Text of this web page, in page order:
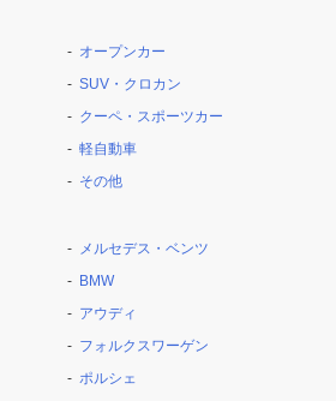
オープンカー
SUV・クロカン
クーペ・スポーツカー
軽自動車
その他
メルセデス・ベンツ
BMW
アウディ
フォルクスワーゲン
ポルシェ